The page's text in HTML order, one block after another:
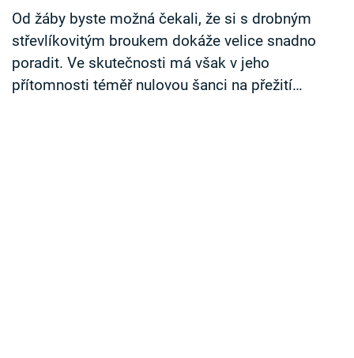
Sledujte nás
Od žáby byste možná čekali, že si s drobným
střevlíkovitým broukem dokáže velice snadno
poradit. Ve skutečnosti má však v jeho
přítomnosti téměř nulovou šanci na přežití…